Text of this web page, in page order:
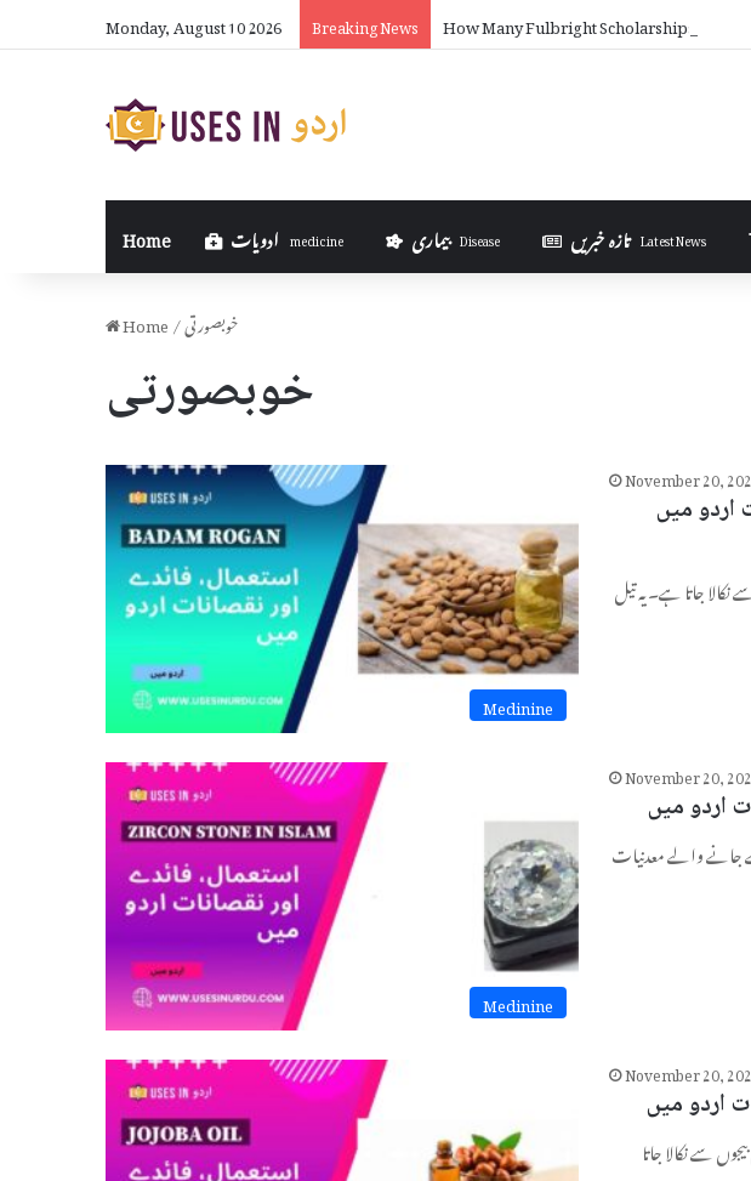
Monday, August 10 2026 Breaking News How Many Fulbright Scholarships Are
Home medicine بیماری Disease تازہ خبریں Latest News
Home/خوبصورتی
خوبصورتی
Medinine
November 20,
اردو میں
جاتا ہے۔ یہ تیل
Medinine
November 20,
اردو میں
جانے والے معدنیات
November 20,
اردو میں
سے نکالا جاتا